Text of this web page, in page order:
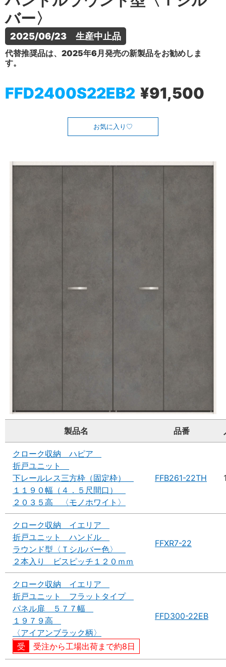
バー〉
2025/06/23　生産中止品
代替推奨品は、2025年6月発売の新製品をお勧めしま
す。
FFD2400S22EB2 ¥91,500
お気に入り
製品名 品番
クローク収納 ハピア
折戸ユニット
下レールレス三方枠（固定枠）
１１９０幅（４．５尺間口）
２０３５高 〈モノホワイト〉
FFB261-22TH
クローク収納 イエリア
折戸ユニット ハンドル
ラウンド型〈Ｔシルバー色〉
２本入り ビスピッチ１２０ｍｍ
FFXR7-22
クローク収納 イエリア
折戸ユニット フラットタイプ
パネル扉 ５７７幅
１９７９高
〈アイアンブラック柄〉
受注から工場出荷まで約8日
FFD300-22EB